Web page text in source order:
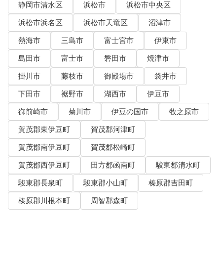
静岡市清水区
浜松市
浜松市中央区
浜松市浜名区
浜松市天竜区
沼津市
熱海市
三島市 富士宮市
伊東市
島田市
富士市 磐田市
焼津市
掛川市
藤枝市 御殿場市
袋井市
下田市
裾野市 湖西市
伊豆市
御前崎市
菊川市 伊豆の国市
牧之原市
賀茂郡東伊豆町
賀茂郡河津町
賀茂郡南伊豆町
賀茂郡松崎町
賀茂郡西伊豆町
田方郡函南町
駿東郡清水町
駿東郡長泉町
駿東郡小山町
榛原郡吉田町
榛原郡川根本町
周智郡森町